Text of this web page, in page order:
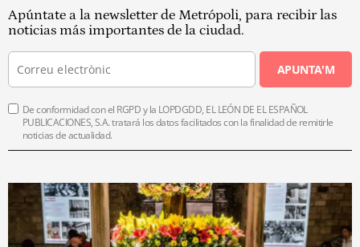
Apúntate a la newsletter de Metrópoli, para recibir las
noticias más importantes de la ciudad.
APUNTA'M
De conformidad con el RGPD y la LOPDGDD, EL LEÓN DE EL ESPAÑOL
PUBLICACIONES, S.A. tratará los datos facilitados con la finalidad de remitirle
noticias de actualidad.